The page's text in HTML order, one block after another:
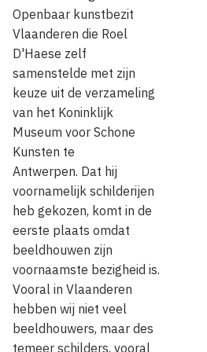
Openbaar kunstbezit
Vlaanderen die Roel
D'Haese zelf
samenstelde met zijn
keuze uit de verzameling
van het Koninklijk
Museum voor Schone
Kunsten te
Antwerpen. Dat hij
voornamelijk schilderijen
heb gekozen, komt in de
eerste plaats omdat
beeldhouwen zijn
voornaamste bezigheid is.
Vooral in Vlaanderen
hebben wij niet veel
beeldhouwers, maar des
temeer schilders, vooral